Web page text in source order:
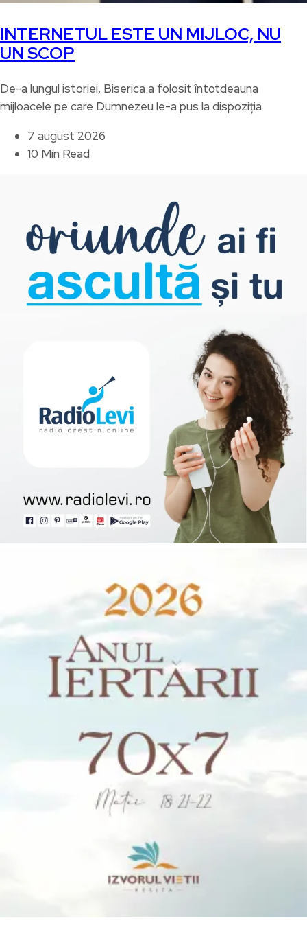
INTERNETUL ESTE UN MIJLOC, NU
UN SCOP
De-a lungul istoriei, Biserica a folosit întotdeauna
mijloacele pe care Dumnezeu le-a pus la dispoziția
7 august 2026
10 Min Read